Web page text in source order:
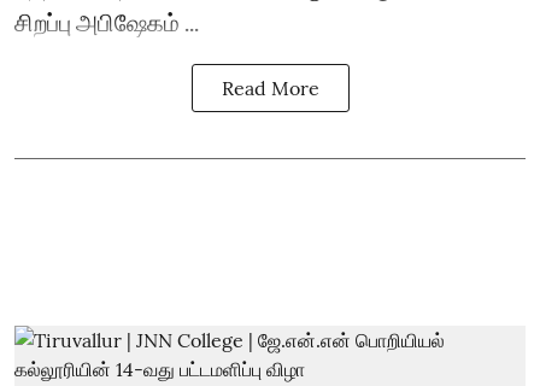
சிறப்பு அபிஷேகம் ...
Read More